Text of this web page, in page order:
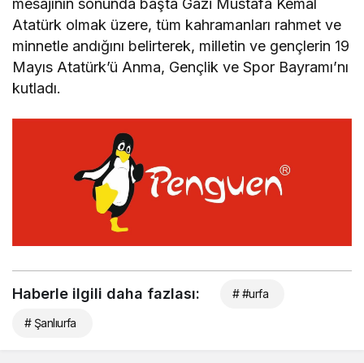
mesajının sonunda başta Gazi Mustafa Kemal
Atatürk olmak üzere, tüm kahramanları rahmet ve
minnetle andığını belirterek, milletin ve gençlerin 19
Mayıs Atatürk’ü Anma, Gençlik ve Spor Bayramı’nı
kutladı.
Haberle ilgili daha fazlası: # #urfa
# Şanlıurfa